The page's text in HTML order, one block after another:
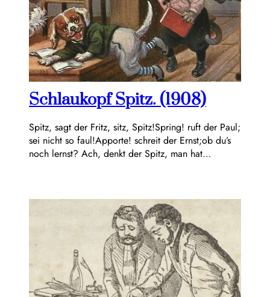
Schlaukopf Spitz. (1908)
Spitz, sagt der Fritz, sitz, Spitz!Spring! ruft der Paul;
sei nicht so faul!Apporte! schreit der Ernst;ob du’s
noch lernst? Ach, denkt der Spitz, man hat…